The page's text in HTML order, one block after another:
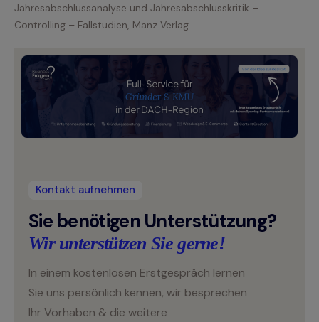
Jahresabschlussanalyse und Jahresabschlusskritik –
Controlling – Fallstudien, Manz Verlag
Kontakt aufnehmen
Sie benötigen Unterstützung?
Wir unterstützen Sie gerne!
In einem kostenlosen Erstgespräch lernen
Sie uns persönlich kennen, wir besprechen
Ihr Vorhaben & die weitere